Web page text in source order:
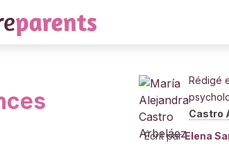
Rédigé
Castro
Écrit par Elena